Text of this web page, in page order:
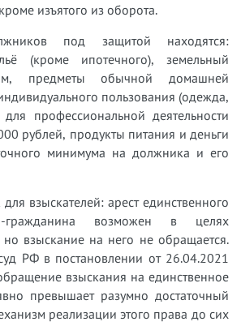
изъятого из оборота.
под защитой находятся:
(кроме ипотечного), земельный
предметы обычной домашней
пользования (одежда,
профессиональной деятельности
рублей, продукты питания и деньги
минимума на должника и его
взыскателей: арест единственного
гражданина возможен в целях
взыскание на него не обращается.
РФ в постановлении от 26.04.2021
взыскания на единственное
превышает разумно достаточный
реализации этого права до сих